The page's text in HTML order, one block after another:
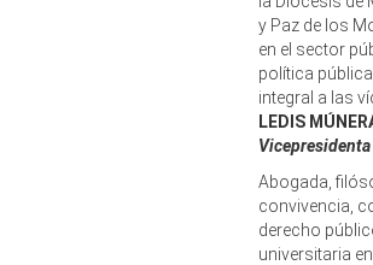
y Paz de los
en el sector
política
integral a las
LEDIS
Vicepresidenta
Abogada,
convivencia,
derecho
universitaria